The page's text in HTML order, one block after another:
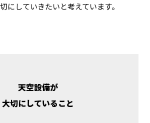
にしていきたいと考えています。
天空設備が
大切にしていること